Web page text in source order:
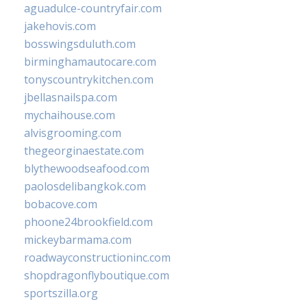
aguadulce-countryfair.com
jakehovis.com
bosswingsduluth.com
birminghamautocare.com
tonyscountrykitchen.com
jbellasnailspa.com
mychaihouse.com
alvisgrooming.com
thegeorginaestate.com
blythewoodseafood.com
paolosdelibangkok.com
bobacove.com
phoone24brookfield.com
mickeybarmama.com
roadwayconstructioninc.com
shopdragonflyboutique.com
sportszilla.org